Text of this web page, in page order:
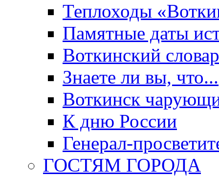
Теплоходы
Памятные даты
Воткинский
Знаете ли вы, что...
Воткинск
К дню России
Генерал-
ГОСТЯМ ГОРОДА